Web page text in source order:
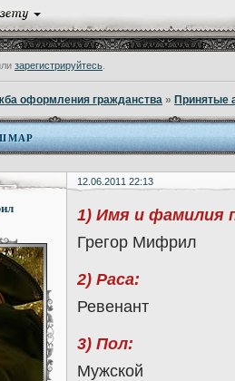
зарегистрируйтесь
оформления гражданства » Принятые
12.06.2011 22:13
1) Имя и фамилия
Грегор Мифрил
2) Раса:
Ревенант
3) Пол:
Мужской